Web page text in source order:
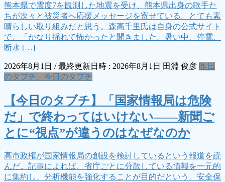
熊本県で震度7を観測した地震を受け、熊本県出身の歌手た
ちが次々と被災者へ応援メッセージを寄せている。とても素
晴らしい取り組みだと思う。森高千里氏は自身の公式サイト
で、「かなり揺れて怖かったと聞きました。暑い中、停電、
断水 […]
2026年8月1日 / 最終更新日時 : 2026年8月1日 田淵 俊彦 昨日
のタブチ、今日のタブチ
【今日のタブチ】「国家情報局は危険
だ」で終わってはいけない――新聞ご
とに“視点”が違うのはなぜなのか
高市政権が国家情報局の創設を検討しているという報道を読
んだ。記事によれば、省庁ごとに分散している情報を一元的
に集約し、分析機能を強化することが目的だという。安全保